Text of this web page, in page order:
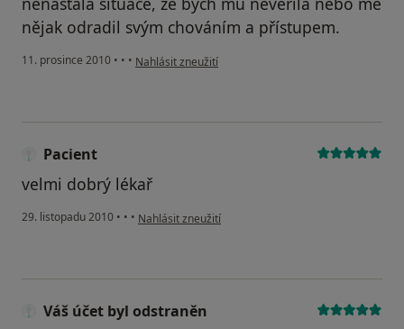
nějak odradil svým chováním a přístupem.
11. prosince 2010 • • • podle názoru uživatele Pacient
Nahlásit zneužití
Pacient
velmi dobrý lékař
29. listopadu 2010 • • • podle názoru uživatele Pacient
Nahlásit zneužití
Váš účet byl odstraněn